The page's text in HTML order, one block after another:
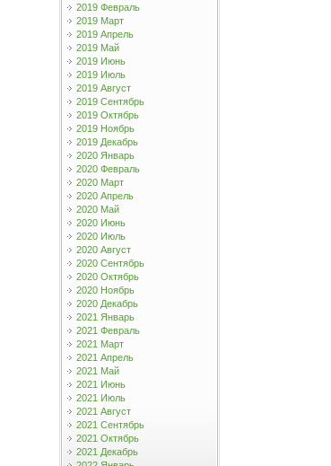
2019 Февраль
2019 Март
2019 Апрель
2019 Май
2019 Июнь
2019 Июль
2019 Август
2019 Сентябрь
2019 Октябрь
2019 Ноябрь
2019 Декабрь
2020 Январь
2020 Февраль
2020 Март
2020 Апрель
2020 Май
2020 Июнь
2020 Июль
2020 Август
2020 Сентябрь
2020 Октябрь
2020 Ноябрь
2020 Декабрь
2021 Январь
2021 Февраль
2021 Март
2021 Апрель
2021 Май
2021 Июнь
2021 Июль
2021 Август
2021 Сентябрь
2021 Октябрь
2021 Декабрь